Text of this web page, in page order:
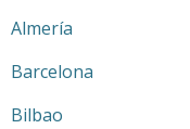
Almería
Barcelona
Bilbao